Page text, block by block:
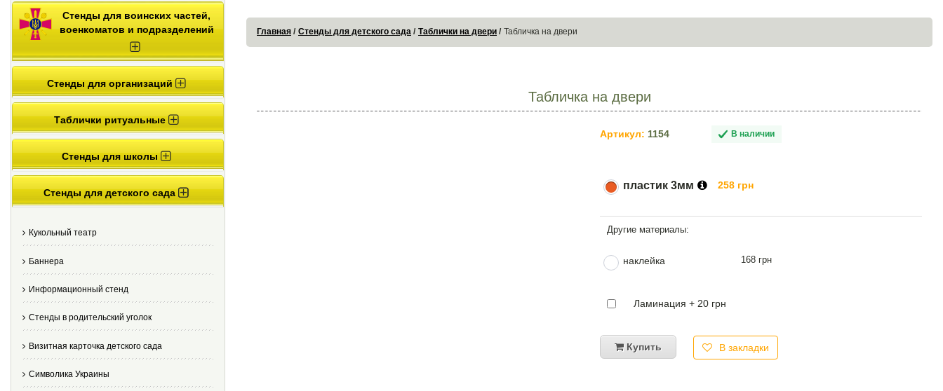
Стенды для воинских частей,
военкоматов и подразделений
Стенды для организаций
Таблички ритуальные
Стенды для школы
Стенды для детского сада
Кукольный театр
Баннера
Информационный стенд
Стенды в родительский уголок
Визитная карточка детского сада
Cимволика Украины
Главная Стенды для детского сада Таблички на двери Табличка на двери
Табличка на двери
Артикул: 1154 В наличии
пластик 3мм 258 грн
наклейка 168 грн
Ламинация + 20 грн
Купить В закладки